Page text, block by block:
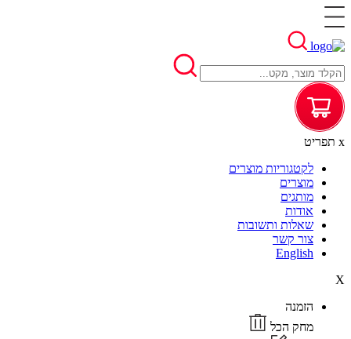
x תפריט
לקטגוריות מוצרים
מוצרים
מותגים
אודות
שאלות ותשובות
צור קשר
English
X
הזמנה
מחק הכל